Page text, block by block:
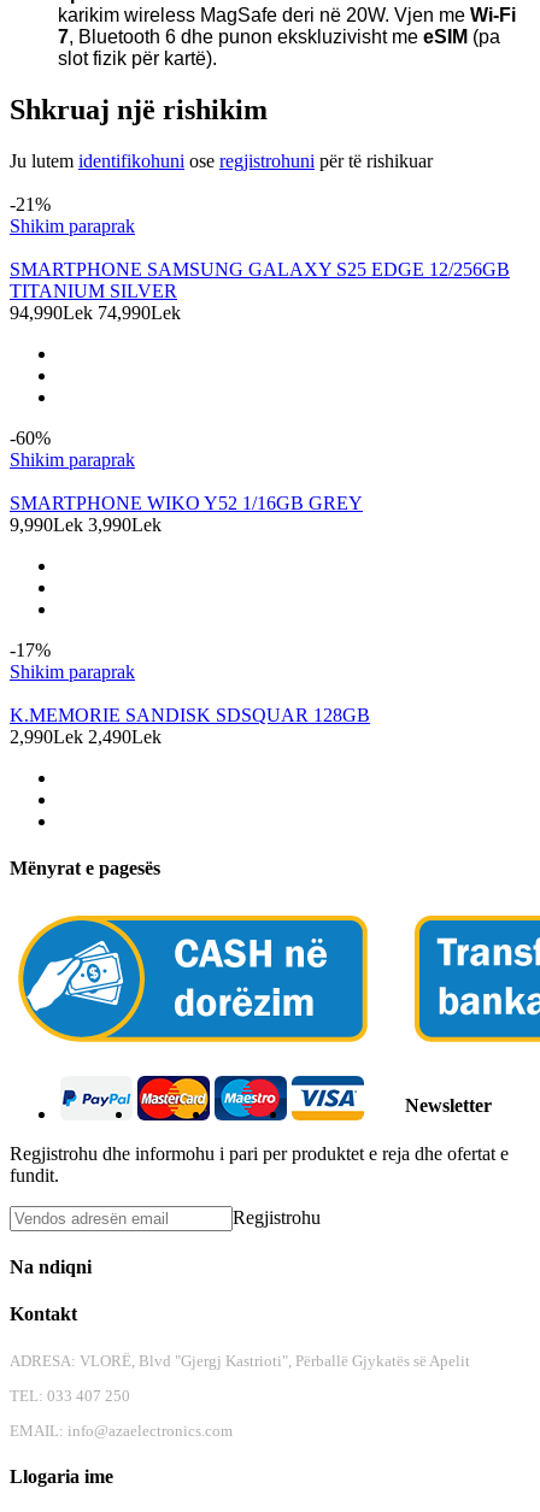
karikim wireless MagSafe deri në 20W. Vjen me Wi-Fi
7, Bluetooth 6 dhe punon ekskluzivisht me eSIM (pa
slot fizik për kartë).
Shkruaj një rishikim
Ju lutem identifikohuni ose regjistrohuni për të rishikuar
-21%
Shikim paraprak
SMARTPHONE SAMSUNG GALAXY S25 EDGE 12/256GB
TITANIUM SILVER
94,990Lek 74,990Lek
-60%
Shikim paraprak
SMARTPHONE WIKO Y52 1/16GB GREY
9,990Lek 3,990Lek
-17%
Shikim paraprak
K.MEMORIE SANDISK SDSQUAR 128GB
2,990Lek 2,490Lek
Mënyrat e pagesës
Newsletter
Regjistrohu dhe informohu i pari per produktet e reja dhe ofertat e
fundit.
Regjistrohu
Na ndiqni
Kontakt
ADRESA: VLORË, Blvd "Gjergj Kastrioti", Përballë Gjykatës së Apelit
TEL: 033 407 250
EMAIL: info@azaelectronics.com
Llogaria ime